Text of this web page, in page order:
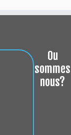
Ou
sommes
nous?